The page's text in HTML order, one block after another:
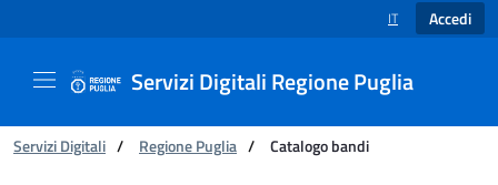
SELEZIONE
IT Accedi
Servizi Digitali Regione Puglia
Ti trovi in:
Servizi Digitali / Regione Puglia / Catalogo bandi